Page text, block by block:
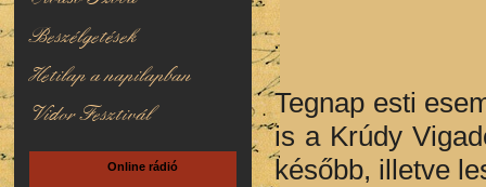
Beszélgetések
Hetilap a napilapban
Vidor Fesztivál
Online rádió
Tegnap esti
is a Krúdy
később, illetve